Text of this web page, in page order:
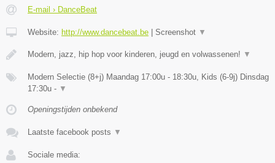
E-mail › DanceBeat
Website: http://www.dancebeat.be Screenshot ▼
Modern, jazz, hip hop voor kinderen, jeugd en volwassenen! ▼
Modern Selectie (8+j) Maandag 17:00u - 18:30u, Kids (6-9j) Dinsdag
17:30u - ▼
Openingstijden onbekend
Laatste facebook posts ▼
Sociale media: